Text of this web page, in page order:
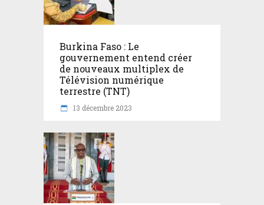
Burkina Faso : Le
gouvernement entend créer
de nouveaux multiplex de
Télévision numérique
terrestre (TNT)
13 décembre 2023